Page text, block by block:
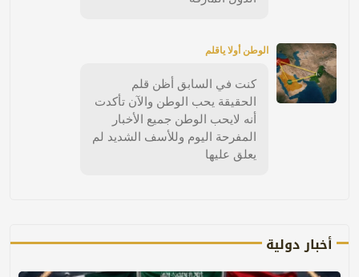
الوطن أولا ياقلم
كنت في السابق أظن قلم
الحقيقة يحب الوطن والآن تأكدت
أنه لايحب الوطن جميع الأخبار
المفرحة اليوم وللأسف الشديد لم
يعلق عليها
أخبار دولية